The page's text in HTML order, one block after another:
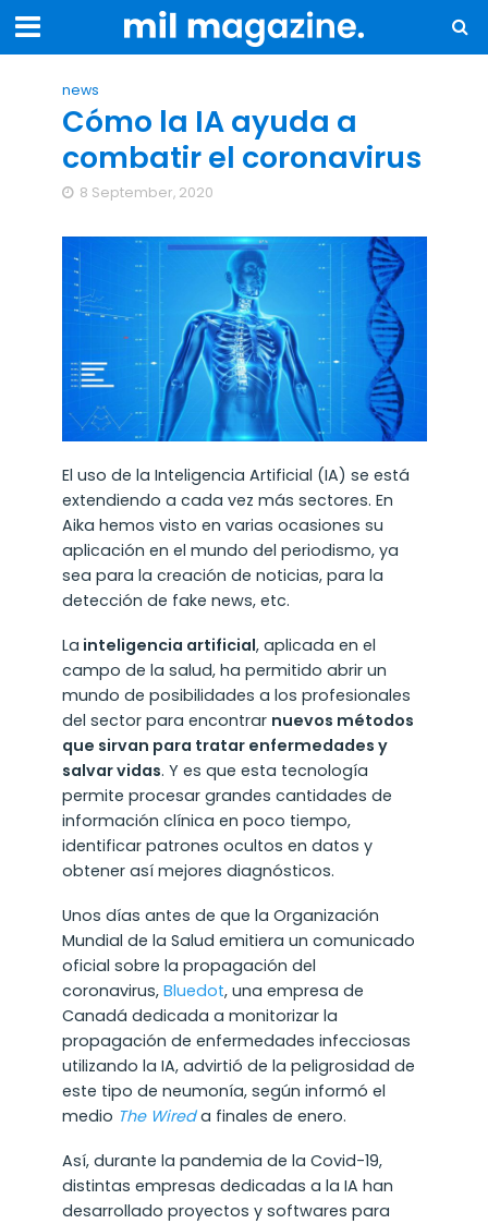
news
Cómo la IA ayuda a
combatir el coronavirus
8 September, 2020
El uso de la Inteligencia Artificial (IA) se está
extendiendo a cada vez más sectores. En
Aika hemos visto en varias ocasiones su
aplicación en el mundo del periodismo, ya
sea para la creación de noticias, para la
detección de fake news, etc.
La inteligencia artificial, aplicada en el
campo de la salud, ha permitido abrir un
mundo de posibilidades a los profesionales
del sector para encontrar nuevos métodos
que sirvan para tratar enfermedades y
salvar vidas. Y es que esta tecnología
permite procesar grandes cantidades de
información clínica en poco tiempo,
identificar patrones ocultos en datos y
obtener así mejores diagnósticos.
Unos días antes de que la Organización
Mundial de la Salud emitiera un comunicado
oficial sobre la propagación del
coronavirus, Bluedot, una empresa de
Canadá dedicada a monitorizar la
propagación de enfermedades infecciosas
utilizando la IA, advirtió de la peligrosidad de
este tipo de neumonía, según informó el
medio The Wired a finales de enero.
Así, durante la pandemia de la Covid-19,
distintas empresas dedicadas a la IA han
desarrollado proyectos y softwares para